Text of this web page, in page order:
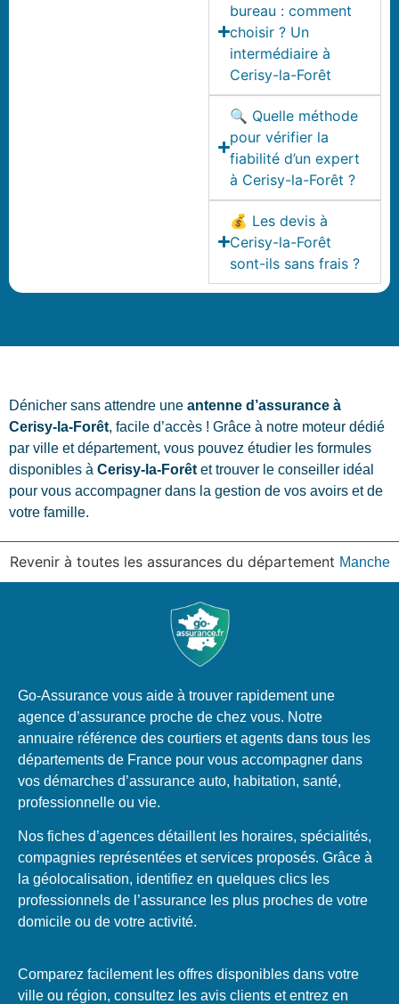
bureau : comment
choisir ? Un
intermédiaire à
Cerisy-la-Forêt
🔍 Quelle méthode
pour vérifier la
fiabilité d’un expert
à Cerisy-la-Forêt ?
💰 Les devis à
Cerisy-la-Forêt
sont-ils sans frais ?
Dénicher sans attendre une antenne d’assurance à
Cerisy-la-Forêt, facile d’accès ! Grâce à notre moteur dédié
par ville et département, vous pouvez étudier les formules
disponibles à Cerisy-la-Forêt et trouver le conseiller idéal
pour vous accompagner dans la gestion de vos avoirs et de
votre famille.
Revenir à toutes les assurances du département Manche
Go-Assurance vous aide à trouver rapidement une
agence d’assurance proche de chez vous. Notre
annuaire référence des courtiers et agents dans tous les
départements de France pour vous accompagner dans
vos démarches d’assurance auto, habitation, santé,
professionnelle ou vie.
Nos fiches d’agences détaillent les horaires, spécialités,
compagnies représentées et services proposés. Grâce à
la géolocalisation, identifiez en quelques clics les
professionnels de l’assurance les plus proches de votre
domicile ou de votre activité.
Comparez facilement les offres disponibles dans votre
ville ou région, consultez les avis clients et entrez en